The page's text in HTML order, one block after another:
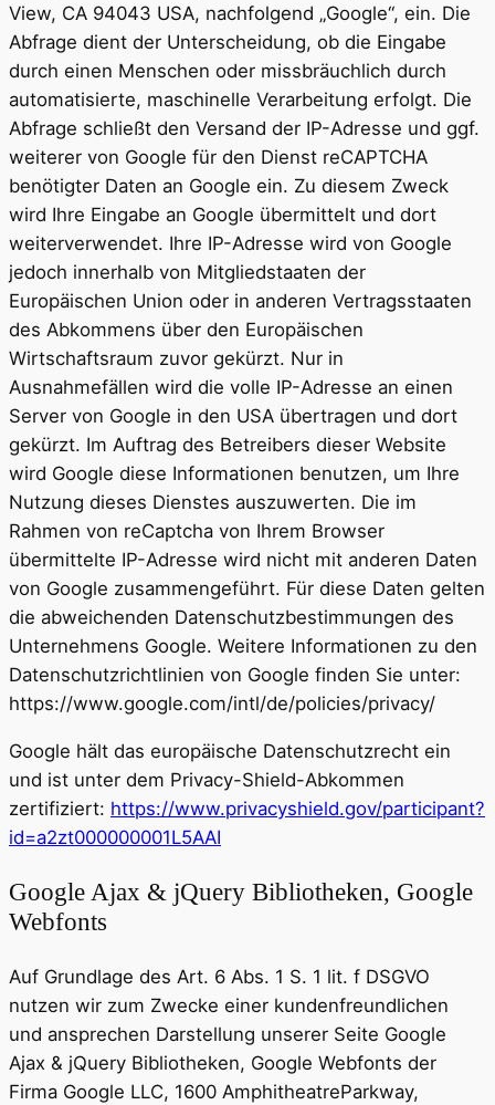
View, CA 94043 USA, nachfolgend „Google“, ein. Die
Abfrage dient der Unterscheidung, ob die Eingabe
durch einen Menschen oder missbräuchlich durch
automatisierte, maschinelle Verarbeitung erfolgt. Die
Abfrage schließt den Versand der IP-Adresse und ggf.
weiterer von Google für den Dienst reCAPTCHA
benötigter Daten an Google ein. Zu diesem Zweck
wird Ihre Eingabe an Google übermittelt und dort
weiterverwendet. Ihre IP-Adresse wird von Google
jedoch innerhalb von Mitgliedstaaten der
Europäischen Union oder in anderen Vertragsstaaten
des Abkommens über den Europäischen
Wirtschaftsraum zuvor gekürzt. Nur in
Ausnahmefällen wird die volle IP-Adresse an einen
Server von Google in den USA übertragen und dort
gekürzt. Im Auftrag des Betreibers dieser Website
wird Google diese Informationen benutzen, um Ihre
Nutzung dieses Dienstes auszuwerten. Die im
Rahmen von reCaptcha von Ihrem Browser
übermittelte IP-Adresse wird nicht mit anderen Daten
von Google zusammengeführt. Für diese Daten gelten
die abweichenden Datenschutzbestimmungen des
Unternehmens Google. Weitere Informationen zu den
Datenschutzrichtlinien von Google finden Sie unter:
https://www.google.com/intl/de/policies/privacy/
Google hält das europäische Datenschutzrecht ein
und ist unter dem Privacy-Shield-Abkommen
zertifiziert: https://www.privacyshield.gov/participant?
id=a2zt000000001L5AAI
Google Ajax & jQuery Bibliotheken, Google
Webfonts
Auf Grundlage des Art. 6 Abs. 1 S. 1 lit. f DSGVO
nutzen wir zum Zwecke einer kundenfreundlichen
und ansprechen Darstellung unserer Seite Google
Ajax & jQuery Bibliotheken, Google Webfonts der
Firma Google LLC, 1600 AmphitheatreParkway,